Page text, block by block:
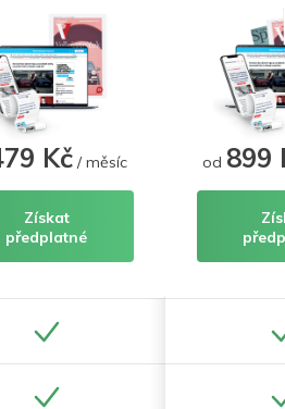
Kč / měsíc
Získat
předplatné
od 899